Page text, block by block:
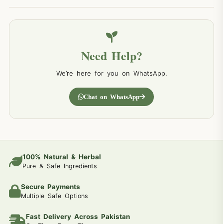
Need Help?
We’re here for you on WhatsApp.
Chat on WhatsApp
100% Natural & Herbal
Pure & Safe Ingredients
Secure Payments
Multiple Safe Options
Fast Delivery Across Pakistan